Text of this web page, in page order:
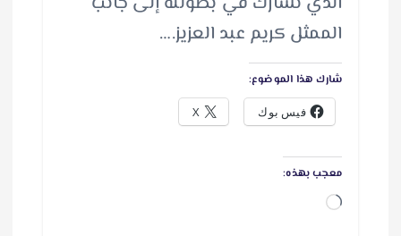
الممثل كريم عبد العزيز.…
شارك هذا الموضوع:
فيس بوك X
معجب بهذه:
ج